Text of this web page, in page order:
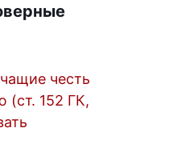
честь
(ст. 152 ГК,